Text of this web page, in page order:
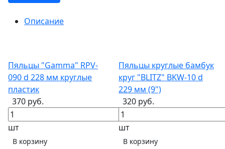
Описание
Пяльцы "Gamma" RPV-
090 d 228 мм круглые
пластик
370 руб.
шт
В корзину
Пяльцы круглые бамбук
круг "BLITZ" BKW-10 d
229 мм (9")
320 руб.
шт
В корзину